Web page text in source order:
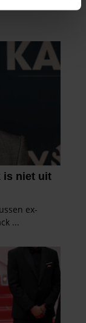
te bieden
Ook delen we
onze
analyse. Deze
met andere
ze hebben
services. U
website blijft